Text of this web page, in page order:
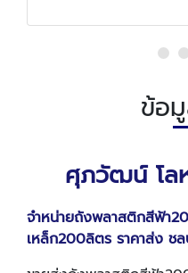
ข้อ
ศุภวัฒน์ โล
จำหน่ายถังพลาสติกสีฟ้า
เหล็ก200ลิตร ราคาส่ง ช